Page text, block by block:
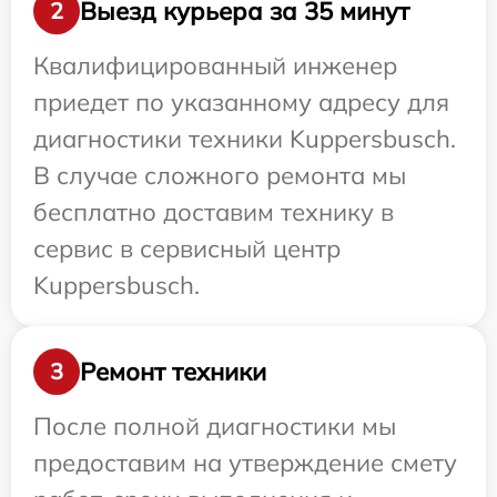
2
Выезд курьера за 35 минут
Квалифицированный инженер
приедет по указанному адресу для
диагностики техники Kuppersbusch.
В случае сложного ремонта мы
бесплатно доставим технику в
сервис в сервисный центр
Kuppersbusch.
3
Ремонт техники
После полной диагностики мы
предоставим на утверждение смету